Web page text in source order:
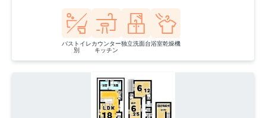
バストイレ
別
カウンター
キッチン
独立洗面台浴室乾燥機